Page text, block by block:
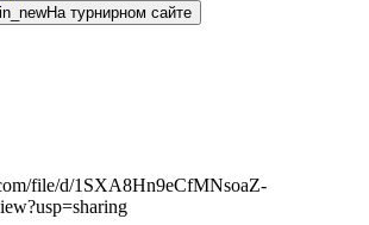
На турнирном сайте
file/d/1SXA8Hn9eCfMNsoaZ-